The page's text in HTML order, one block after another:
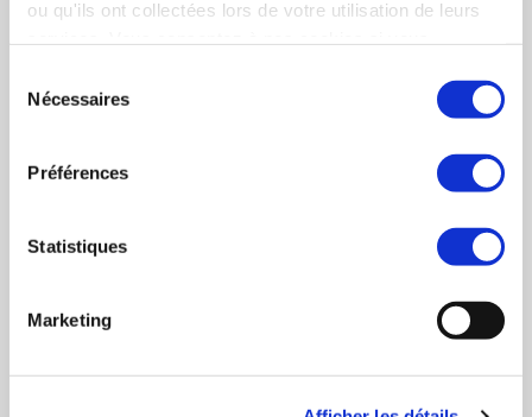
ou qu'ils ont collectées lors de votre utilisation de leurs
Nécessaires
Préférences
Statistiques
Marketing
dans l’acquisition du Groupe EURALOG
SYNERCOM IDF conseille la cession de la
EN SAVOIR PLUS
cession de la société ARSAC.
SYNERCOM FRANCE IDF conseille la cession
de la société PILOTE FILMS à Stéphane